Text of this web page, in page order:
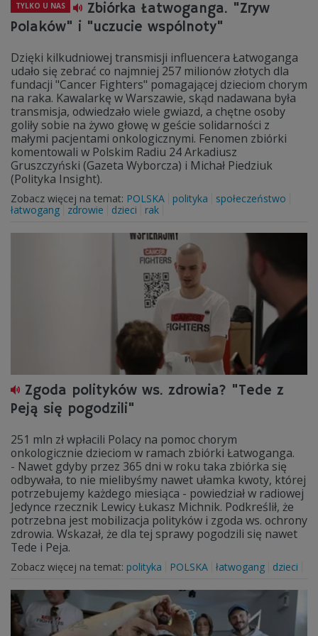
TYLKO U NAS
Zbiórka Łatwoganga. "Zryw
Polaków" i "uczucie wspólnoty"
Dzięki kilkudniowej transmisji influencera Łatwoganga
udało się zebrać co najmniej 257 milionów złotych dla
fundacji "Cancer Fighters" pomagającej dzieciom chorym
na raka. Kawalarkę w Warszawie, skąd nadawana była
transmisja, odwiedzało wiele gwiazd, a chętne osoby
goliły sobie na żywo głowę w geście solidarności z
małymi pacjentami onkologicznymi. Fenomen zbiórki
komentowali w Polskim Radiu 24 Arkadiusz
Gruszczyński (Gazeta Wyborcza) i Michał Piedziuk
(Polityka Insight).
Zobacz więcej na temat: POLSKA polityka
społeczeństwo
łatwogang
zdrowie dzieci rak
Zgoda polityków ws. zdrowia? "Tede z
Peją się pogodzili"
251 mln zł wpłacili Polacy na pomoc chorym
onkologicznie dzieciom w ramach zbiórki Łatwoganga.
- Nawet gdyby przez 365 dni w roku taka zbiórka się
odbywała, to nie mielibyśmy nawet ułamka kwoty, której
potrzebujemy każdego miesiąca - powiedział w radiowej
Jedynce rzecznik Lewicy Łukasz Michnik. Podkreślił, że
potrzebna jest mobilizacja polityków i zgoda ws. ochrony
zdrowia. Wskazał, że dla tej sprawy pogodzili się nawet
Tede i Peja.
Zobacz więcej na temat: polityka POLSKA łatwogang dzieci